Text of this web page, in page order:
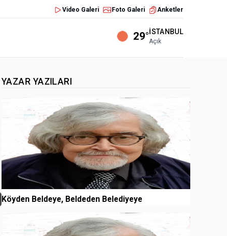
Video Galeri Foto Galeri Anketler
29°İSTANBUL
Açık
YAZAR YAZILARI
Köyden Beldeye, Beldeden Belediyeye